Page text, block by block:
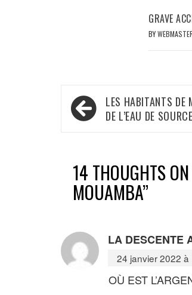
GRAVE
BY
Navigation
de
LES HABITANTS DE
DE L’EAU DE SOURCE
14 THOUGHTS
MOUAMBA”
LA DESCENTE
24 janvier 2022 à
OÙ EST